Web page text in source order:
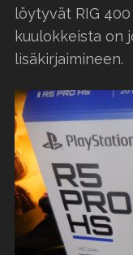
löytyvät RIG 400
kuulokkeista on
lisäkirjaimineen.